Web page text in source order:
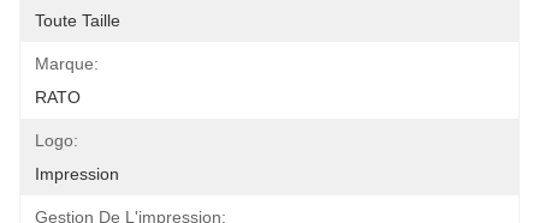
Toute Taille
Marque:
RATO
Logo:
Impression
Gestion De L'impression: